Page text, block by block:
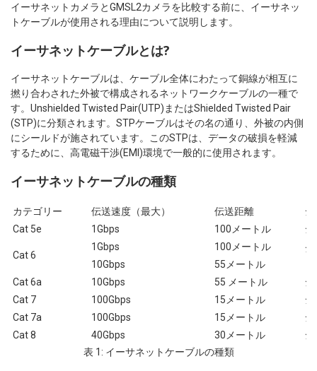
イーサネットカメラとGMSL2カメラを比較する前に、イーサネッ
トケーブルが使用される理由について説明します。
イーサネットケーブルとは?
イーサネットケーブルは、ケーブル全体にわたって銅線が相互に
撚り合わされた外被で構成されるネットワークケーブルの一種で
す。Unshielded Twisted Pair(UTP)またはShielded Twisted Pair
(STP)に分類されます。STPケーブルはその名の通り、外被の内側
にシールドが施されています。このSTPは、データの破損を軽減
するために、高電磁干渉(EMI)環境で一般的に使用されます。
イーサネットケーブルの種類
カテゴリー 伝送速度（最大） 伝送距離
シ
Cat 5e
1Gbps 100メートル シ
Cat 6
1Gbps 100メートル
シ
10Gbps
55メートル
Cat 6a
10Gbps 55 メートル
シ
Cat 7
100Gbps 15メートル
シ
Cat 7a
100Gbps 15メートル
シ
Cat 8
40Gbps 30メートル
シ
表 1: イーサネットケーブルの種類